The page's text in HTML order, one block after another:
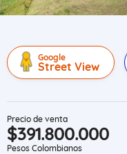
Google
Street View
Precio de venta
$391.800.000
Pesos Colombianos